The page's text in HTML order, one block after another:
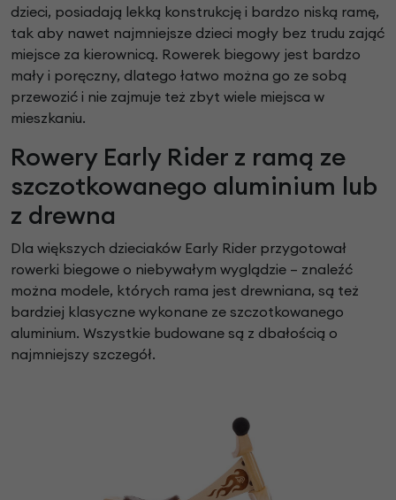
dzieci, posiadają lekką konstrukcję i bardzo niską ramę,
tak aby nawet najmniejsze dzieci mogły bez trudu zająć
miejsce za kierownicą. Rowerek biegowy jest bardzo
mały i poręczny, dlatego łatwo można go ze sobą
przewozić i nie zajmuje też zbyt wiele miejsca w
mieszkaniu.
Rowery Early Rider z ramą ze
szczotkowanego aluminium lub
z drewna
Dla większych dzieciaków Early Rider przygotował
rowerki biegowe o niebywałym wyglądzie – znaleźć
można modele, których rama jest drewniana, są też
bardziej klasyczne wykonane ze szczotkowanego
aluminium. Wszystkie budowane są z dbałością o
najmniejszy szczegół.